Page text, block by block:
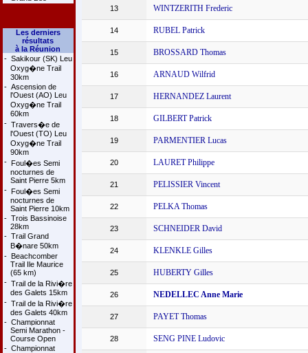
Les derniers
résultats
à la Réunion
- Sakikour (SK) Leu
Oxyg�ne Trail
30km
- Ascension de
l'Ouest (AO) Leu
Oxyg�ne Trail
60km
- Travers�e de
l'Ouest (TO) Leu
Oxyg�ne Trail
90km
- Foul�es Semi
nocturnes de
Saint Pierre 5km
- Foul�es Semi
nocturnes de
Saint Pierre 10km
- Trois Bassinoise
28km
- Trail Grand
B�nare 50km
- Beachcomber
Trail Ile Maurice
(65 km)
- Trail de la Rivi�re
des Galets 15km
- Trail de la Rivi�re
des Galets 40km
- Championnat
Semi Marathon -
Course Open
- Championnat
13 WINTZERITH Frederic
14 RUBEL Patrick
15 BROSSARD Thomas
16 ARNAUD Wilfrid
17 HERNANDEZ Laurent
18 GILBERT Patrick
19 PARMENTIER Lucas
20 LAURET Philippe
21 PELISSIER Vincent
22 PELKA Thomas
23 SCHNEIDER David
24 KLENKLE Gilles
25 HUBERTY Gilles
26 NEDELLEC Anne Marie
27 PAYET Thomas
28 SENG PINE Ludovic